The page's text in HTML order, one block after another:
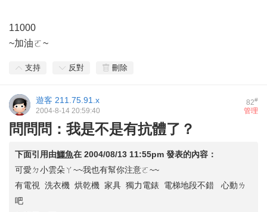
11000
~加油ㄛ~
支持 反對 刪除
82#
遊客 211.75.91.x
管理
2004-8-14 20:59:40
問問問：我是不是有抗體了？
下面引用由鱷魚在 2004/08/13 11:55pm 發表的內容：
可愛ㄉ小雲朵ㄚ~~我也有幫你注意ㄛ~~
有電視 洗衣機 烘乾機 家具 獨力電錶 電梯地段不錯 心動ㄌ
吧